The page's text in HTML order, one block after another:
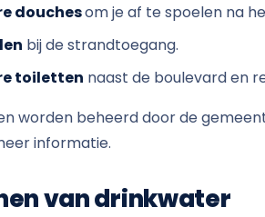
douchesom je af te spoelen na
bij de strandtoegang.
toiletten naast de boulevard en
worden beheerd door de
informatie.
van drinkwater